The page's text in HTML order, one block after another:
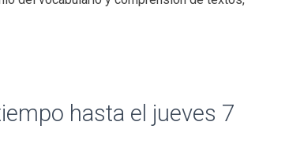
hasta el jueves 7